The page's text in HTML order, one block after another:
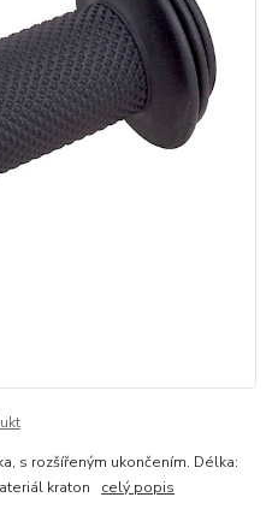
s rozšířeným ukončením. Délka:
kraton celý popis